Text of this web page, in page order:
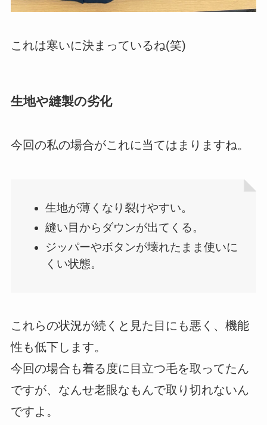
これは寒いに決まっているね(笑)
生地や縫製の劣化
今回の私の場合がこれに当てはまりますね。
生地が薄くなり裂けやすい。
縫い目からダウンが出てくる。
ジッパーやボタンが壊れたまま使いに
くい状態。
これらの状況が続くと見た目にも悪く、機能
性も低下します。
今回の場合も着る度に目立つ毛を取ってたん
ですが、なんせ老眼なもんで取り切れないん
ですよ。